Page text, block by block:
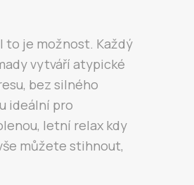
to je možnost. Každý
vytváří atypické
bez silného
ideální pro
letní relax kdy
můžete stihnout,